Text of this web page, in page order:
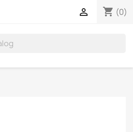
shopping_cart (0)
